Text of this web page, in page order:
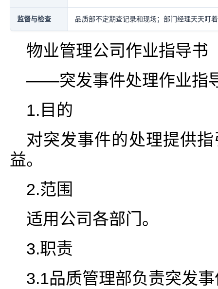
监督与检查 品质部不定期查记录和现场；部门经理天天盯
物业管理公司作业指导书
――突发事件处理作业指
1.目的
对突发事件的处理提供
益。
2.范围
适用公司各部门。
3.职责
3.1品质管理部负责突发